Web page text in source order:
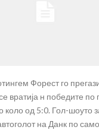
Форест го
вратија н победите по
коло од 5:0. Гол-шоуто
на Данк по